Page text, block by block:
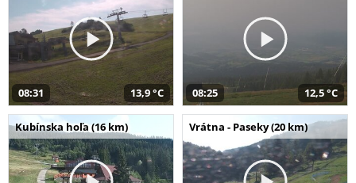
08:31 13,9 °C 08:25 12,5 °C
Kubínska hoľa (16 km) Vrátna - Paseky (20 km)